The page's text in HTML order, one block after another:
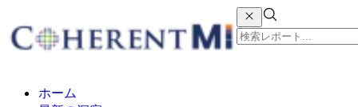
ホーム